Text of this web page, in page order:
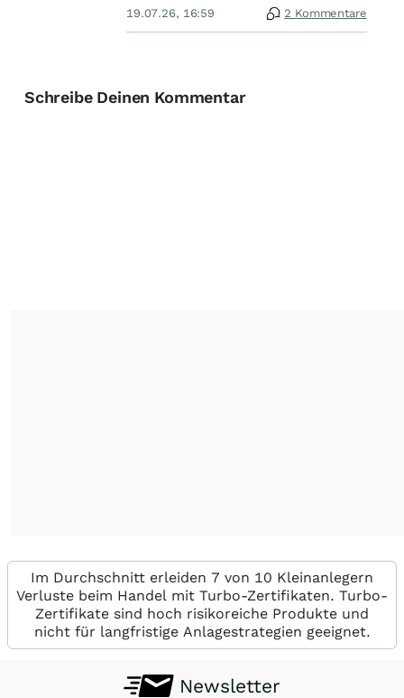
19.07.26, 16:59 2 Kommentare
Schreibe Deinen Kommentar
Im Durchschnitt erleiden 7 von 10 Kleinanlegern
Verluste beim Handel mit Turbo-Zertifikaten. Turbo-
Zertifikate sind hoch risikoreiche Produkte und
nicht für langfristige Anlagestrategien geeignet.
Newsletter